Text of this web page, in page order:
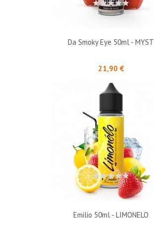
Da Smoky Eye 50ml - MYST
21,90 €Prix
Emilio 50ml - LIMONELO